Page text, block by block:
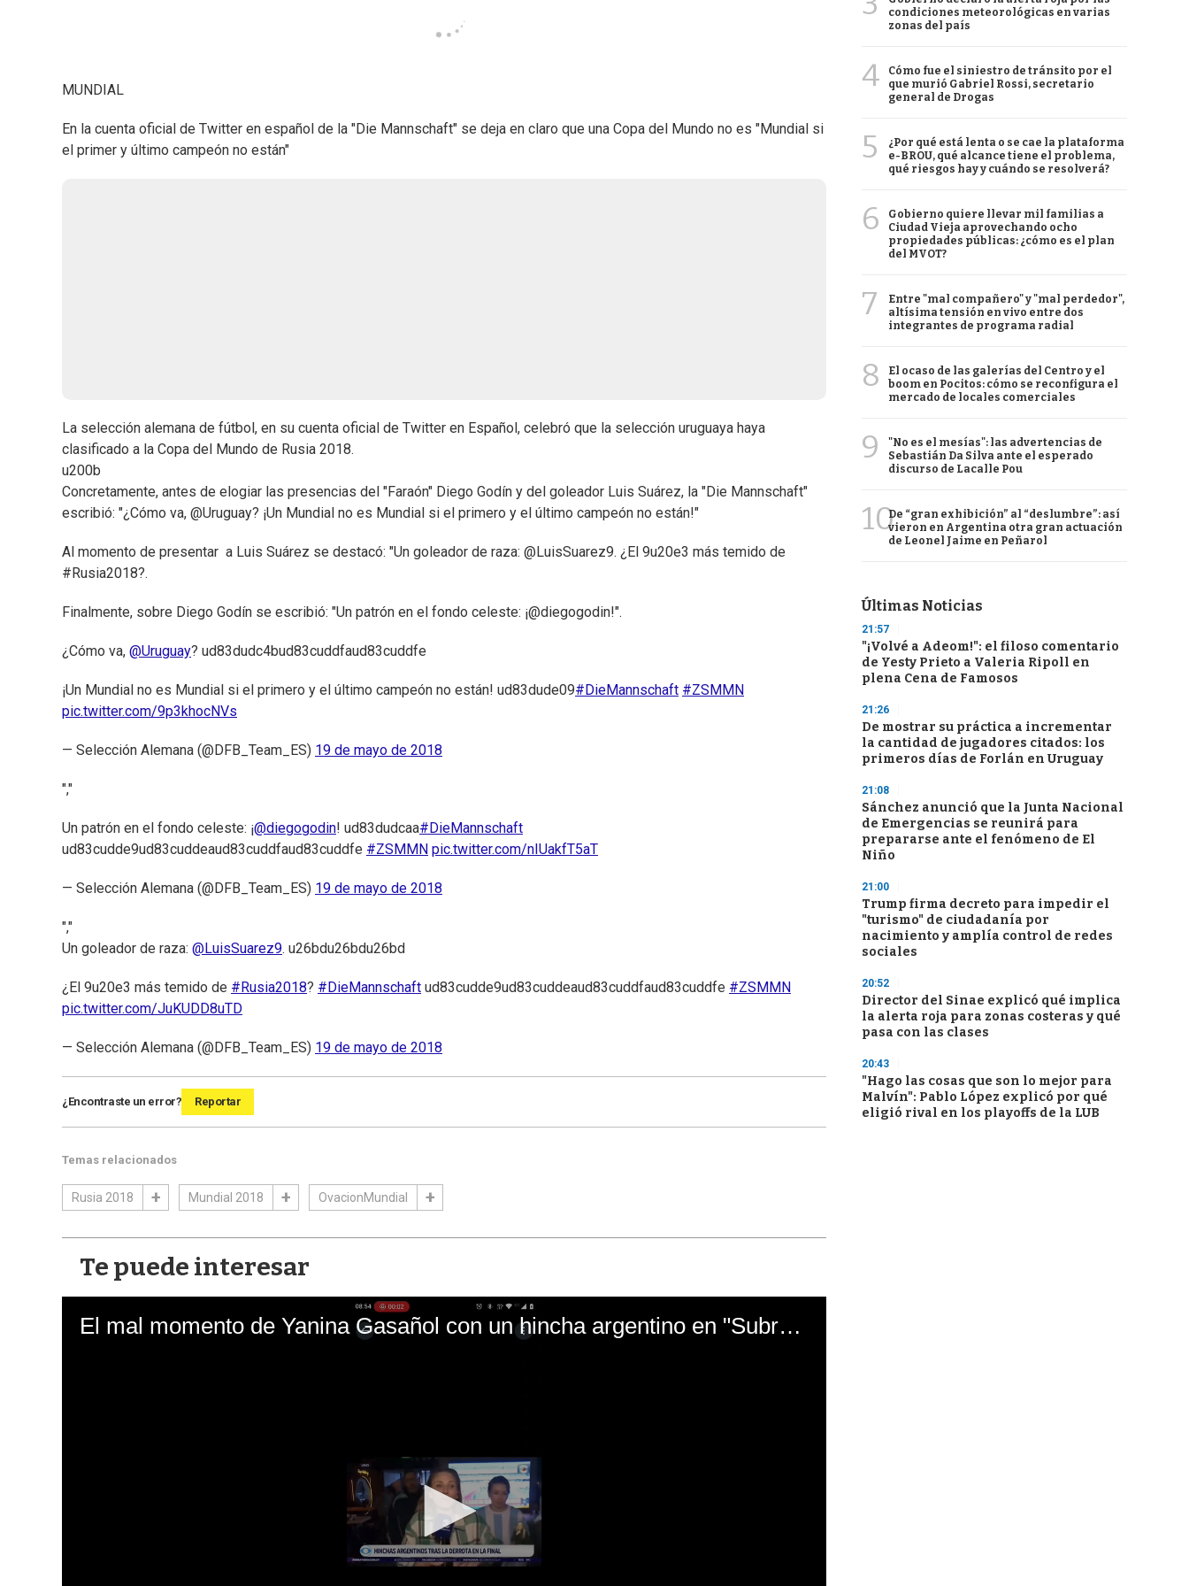
MUNDIAL
En la cuenta oficial de Twitter en español de la "Die Mannschaft" se deja en claro que una Copa del Mundo no es "Mundial si
el primer y último campeón no están"
La selección alemana de fútbol, en su cuenta oficial de Twitter en Español, celebró que la selección uruguaya haya
clasificado a la Copa del Mundo de Rusia 2018.
u200b
Concretamente, antes de elogiar las presencias del "Faraón" Diego Godín y del goleador Luis Suárez, la "Die Mannschaft"
escribió: "¿Cómo va, @Uruguay? ¡Un Mundial no es Mundial si el primero y el último campeón no están!"
Al momento de presentar a Luis Suárez se destacó: "Un goleador de raza: @LuisSuarez9. ¿El 9u20e3 más temido de
#Rusia2018?.
Finalmente, sobre Diego Godín se escribió: "Un patrón en el fondo celeste: ¡@diegogodin!".
¿Cómo va, @Uruguay? ud83dudc4bud83cuddfaud83cuddfe
¡Un Mundial no es Mundial si el primero y el último campeón no están! ud83dude09#DieMannschaft #ZSMMN
pic.twitter.com/9p3khocNVs
— Selección Alemana (@DFB_Team_ES) 19 de mayo de 2018
","
Un patrón en el fondo celeste: ¡@diegogodin! ud83dudcaa#DieMannschaft
ud83cudde9ud83cuddeaud83cuddfaud83cuddfe #ZSMMN pic.twitter.com/nIUakfT5aT
— Selección Alemana (@DFB_Team_ES) 19 de mayo de 2018
","
Un goleador de raza: @LuisSuarez9. u26bdu26bdu26bd
¿El 9u20e3 más temido de #Rusia2018? #DieMannschaft ud83cudde9ud83cuddeaud83cuddfaud83cuddfe #ZSMMN
pic.twitter.com/JuKUDD8uTD
— Selección Alemana (@DFB_Team_ES) 19 de mayo de 2018
¿Encontraste un error? Reportar
Temas relacionados
Rusia 2018 Mundial 2018 OvacionMundial
Te puede interesar
El mal momento de Yanina Gasañol con un hincha argentino en "Subrayado"
condiciones meteorológicas en varias
zonas del país
4
Cómo fue el siniestro de tránsito por el
que murió Gabriel Rossi, secretario
general de Drogas
5
¿Por qué está lenta o se cae la plataforma
e-BROU, qué alcance tiene el problema,
qué riesgos hay y cuándo se resolverá?
6
Gobierno quiere llevar mil familias a
Ciudad Vieja aprovechando ocho
propiedades públicas: ¿cómo es el plan
del MVOT?
7
Entre "mal compañero" y "mal perdedor",
altísima tensión en vivo entre dos
integrantes de programa radial
8
El ocaso de las galerías del Centro y el
boom en Pocitos: cómo se reconfigura el
mercado de locales comerciales
9
"No es el mesías": las advertencias de
Sebastián Da Silva ante el esperado
discurso de Lacalle Pou
10De “gran exhibición” al “deslumbre”: así
vieron en Argentina otra gran actuación
de Leonel Jaime en Peñarol
Últimas Noticias
21:57
"¡Volvé a Adeom!": el filoso comentario
de Yesty Prieto a Valeria Ripoll en
plena Cena de Famosos
21:26
De mostrar su práctica a incrementar
la cantidad de jugadores citados: los
primeros días de Forlán en Uruguay
21:08
Sánchez anunció que la Junta Nacional
de Emergencias se reunirá para
prepararse ante el fenómeno de El
Niño
21:00
Trump firma decreto para impedir el
"turismo" de ciudadanía por
nacimiento y amplía control de redes
sociales
20:52
Director del Sinae explicó qué implica
la alerta roja para zonas costeras y qué
pasa con las clases
20:43
"Hago las cosas que son lo mejor para
Malvín": Pablo López explicó por qué
eligió rival en los playoffs de la LUB